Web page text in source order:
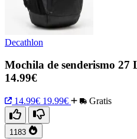
Decathlon
Mochila de senderismo 27
14.99€
14.99€ 19.99€ Gratis
1183